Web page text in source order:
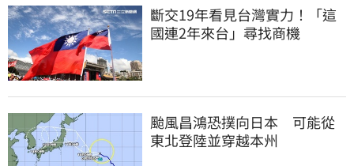
斷交19年看見台灣實力！「這
國連2年來台」尋找商機
颱風昌鴻恐撲向日本 可能從
東北登陸並穿越本州